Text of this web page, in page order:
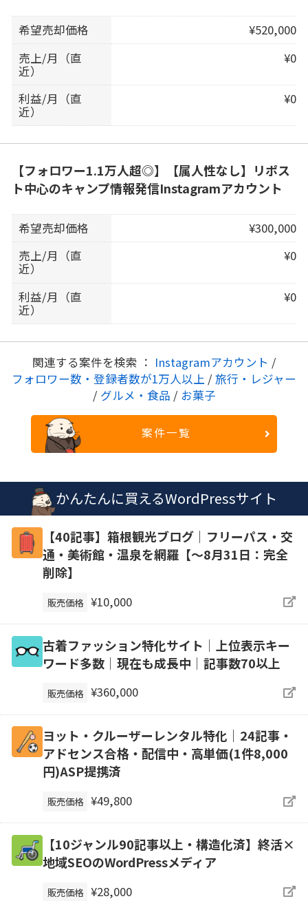
希望売却価格
¥520,000
売上/月（直
近）
¥0
利益/月（直
近）
¥0
【フォロワー1.1万人超◎】【属人性なし】リポス
ト中心のキャンプ情報発信Instagramアカウント
希望売却価格
¥300,000
売上/月（直
近）
¥0
利益/月（直
近）
¥0
関連する案件を検索 ： Instagramアカウント /
フォロワー数・登録者数が1万人以上 / 旅行・レジャー
/ グルメ・食品 / お菓子
案件一覧
かんたんに買えるWordPressサイト
【40記事】箱根観光ブログ｜フリーパス・交
通・美術館・温泉を網羅【～8月31日：完全
削除】
販売価格 ¥10,000
古着ファッション特化サイト│上位表示キー
ワード多数│現在も成長中│記事数70以上
販売価格 ¥360,000
ヨット・クルーザーレンタル特化｜24記事・
アドセンス合格・配信中・高単価(1件8,000
円)ASP提携済
販売価格 ¥49,800
【10ジャンル90記事以上・構造化済】終活×
地域SEOのWordPressメディア
販売価格 ¥28,000